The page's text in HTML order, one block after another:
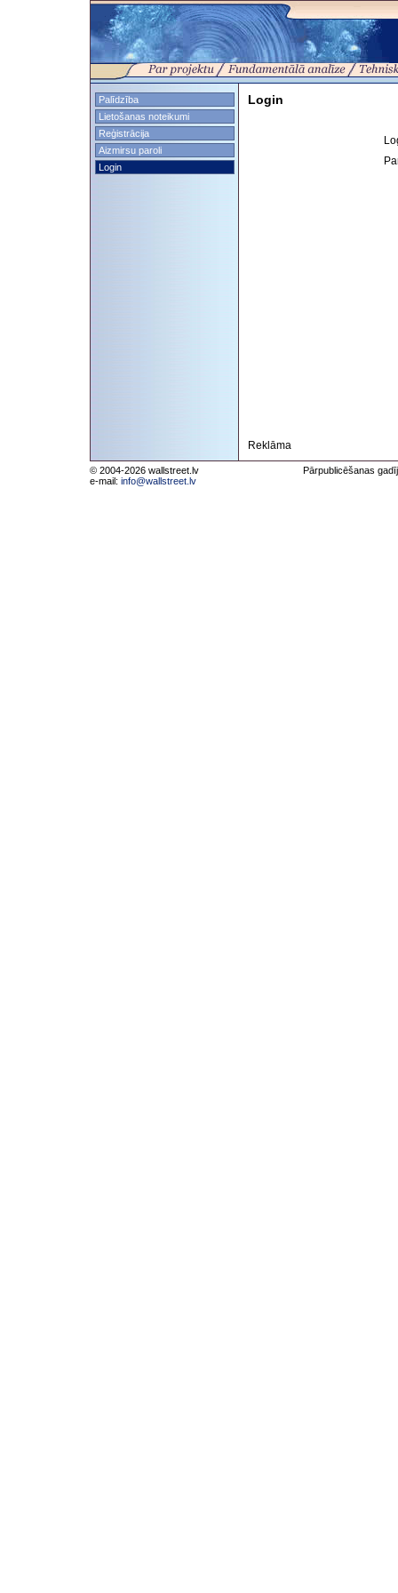
Palīdzība
Lietošanas noteikumi
Reģistrācija
Aizmirsu paroli
Login
Login
Reklāma
© 2004-2026 wallstreet.lv
e-mail: info@wallstreet.lv
Pārpublicēšanas